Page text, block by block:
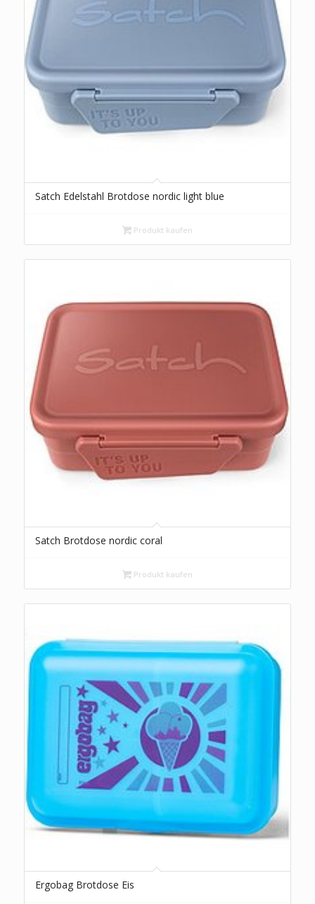
Satch Edelstahl Brotdose nordic light blue
Produkt kaufen
Satch Brotdose nordic coral
Produkt kaufen
Ergobag Brotdose Eis